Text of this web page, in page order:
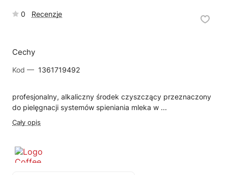
0 Recenzje
Cechy
Kod — 1361719492
profesjonalny, alkaliczny środek czyszczący przeznaczony
do pielęgnacji systemów spieniania mleka w ...
Cały opis